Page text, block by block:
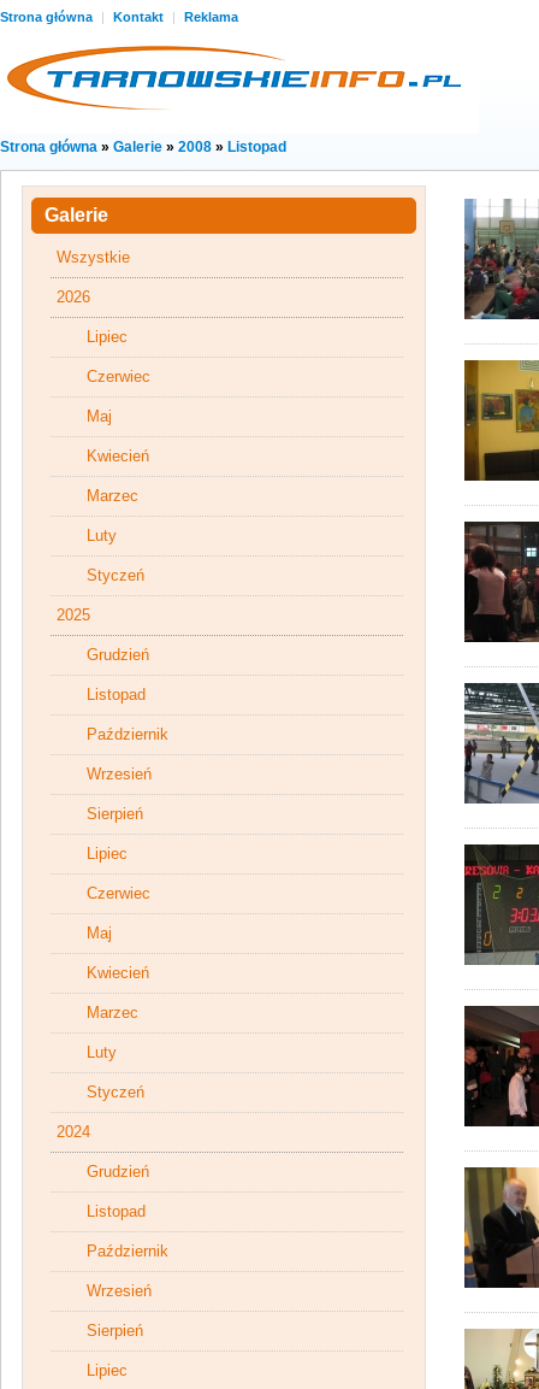
Strona główna | Kontakt | Reklama
Strona główna » Galerie » 2008 » Listopad
Galerie
Wszystkie
2026
Lipiec
Czerwiec
Maj
Kwiecień
Marzec
Luty
Styczeń
2025
Grudzień
Listopad
Październik
Wrzesień
Sierpień
Lipiec
Czerwiec
Maj
Kwiecień
Marzec
Luty
Styczeń
2024
Grudzień
Listopad
Październik
Wrzesień
Sierpień
Lipiec